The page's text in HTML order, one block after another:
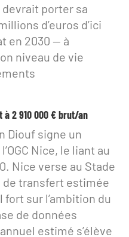
porter sa
d’euros d’ici
en 2030 — à
niveau de vie
2 910 000 € brut/an
Diouf signe un
Nice, le liant au
Nice verse au Stade
de transfert estimée
fort sur l’ambition du
de données
estimé s’élève